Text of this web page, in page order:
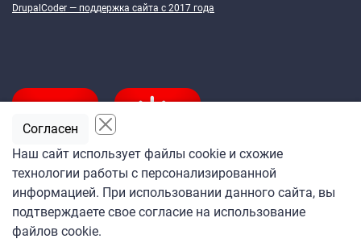
DrupalCoder — поддержка сайта c 2017 года
Подпишитесь
на ежедневную рассылку
«Кабельщика»
Наш сайт использует файлы cookie и схожие
технологии работы с персонализированной
информацией. При использовании данного сайта, вы
подтверждаете свое согласие на использование
файлов cookie.
Согласен